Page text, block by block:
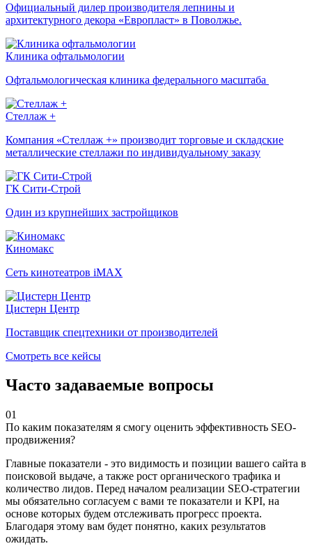
Официальный дилер производителя лепнины и
архитектурного декора «Европласт» в Поволжье.
Клиника офтальмологии
Офтальмологическая клиника федерального масштаба
Стеллаж +
Компания «Стеллаж +» производит торговые и складские
металлические стеллажи по индивидуальному заказу
ГК Сити-Строй
Один из крупнейших застройщиков
Киномакс
Сеть кинотеатров iMAX
Цистерн Центр
Поставщик спецтехники от производителей
Смотреть все кейсы
Часто задаваемые вопросы
01
По каким показателям я смогу оценить эффективность SEO-
продвижения?
Главные показатели - это видимость и позиции вашего сайта в
поисковой выдаче, а также рост органического трафика и
количество лидов. Перед началом реализации SEO-стратегии
мы обязательно согласуем с вами те показатели и KPI, на
основе которых будем отслеживать прогресс проекта.
Благодаря этому вам будет понятно, каких результатов
ожидать.